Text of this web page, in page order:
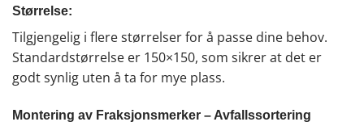
Størrelse:
Tilgjengelig i flere størrelser for å passe dine behov.
Standardstørrelse er 150×150, som sikrer at det er
godt synlig uten å ta for mye plass.
Montering av Fraksjonsmerker – Avfallssortering